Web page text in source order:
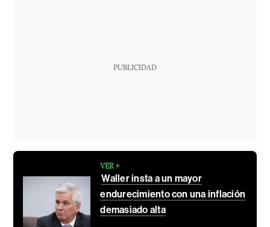
PUBLICIDAD
VER +
Waller insta a un mayor
endurecimiento con una inflación
demasiado alta